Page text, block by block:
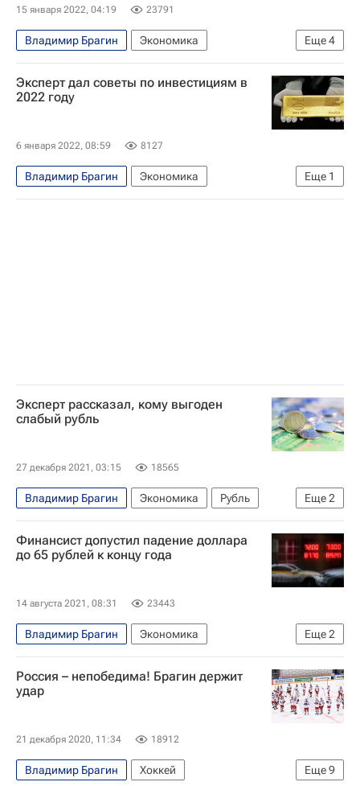
15 января 2022, 04:19 23791
Еще4
Владимир Брагин
Экономика
Центральный Банк РФ (ЦБ РФ)
Эльвира Набиуллина
Вклады Россия
Эксперт дал советы по инвестициям в
2022 году
6 января 2022, 08:59 8127
Еще 1
Владимир Брагин
Экономика
БКС Мир инвестиций
Эксперт рассказал, кому выгоден
слабый рубль
27 декабря 2021, 03:15 18565
Еще2
Владимир Брагин Экономика
Рубль
CFA
Россия
Финансист допустил падение доллара
до 65 рублей к концу года
14 августа 2021, 08:31 23443
Еще2
Владимир Брагин
Экономика
Цены на нефть
Россия
Россия – непобедима! Брагин держит
удар
21 декабря 2020, 11:34 18912
Еще9
Владимир Брагин
Хоккей